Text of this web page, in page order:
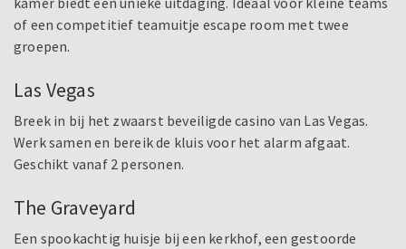
of een competitief teamuitje escape room met twee
groepen.
Las Vegas
Breek in bij het zwaarst beveiligde casino van Las Vegas.
Werk samen en bereik de kluis voor het alarm afgaat.
Geschikt vanaf 2 personen.
The Graveyard
Een spookachtig huisje bij een kerkhof, een gestoorde